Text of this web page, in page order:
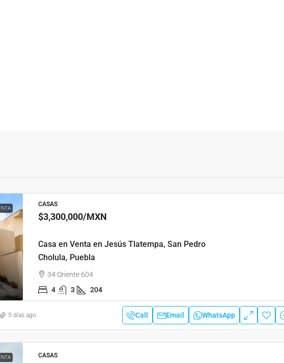
CASAS
$3,300,000/MXN
Casa en Venta en Jesús Tlatempa, San Pedro
Cholula, Puebla
34 Oriente 604
4
3 204
5 días ago Call Email WhatsApp
CASAS